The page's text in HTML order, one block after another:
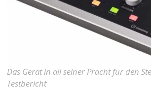
Das Gerät in all seiner Pracht für den
Testbericht